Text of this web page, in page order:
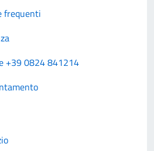
frequenti
+39 0824 841214